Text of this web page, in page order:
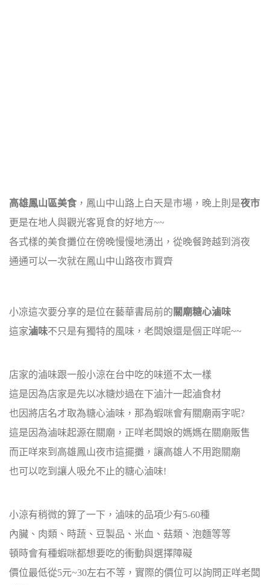
高雄鳳山區美食 ，鳳山中山路上白天是市場，晚上則是夜市
更是在地人與觀光客覓食的好地方~~
各式樣的美食攤位在傍晚慢慢地湧出，從晚餐跨越到消夜
通通可以一次就在鳳山中山路夜市買齊
小凉這次要分享的是位在藝華書局前的 關廟糖心滷味
這家滷味不只是有獨特的風味，老闆娘還是個正咩呢~~
店家的滷味跟一般小涼在台中吃的味道不太一樣
這是因為店家是先以冰糖炒過在下滷汁一起滷食材
也因將店名才取為糖心滷味，那為蝦咪會有關廟兩字呢?
這是因為滷味起源在關廟，正咩老闆娘的媽媽在關廟販售
而正咩來到高雄鳳山夜市這擺攤，讓高雄人不用跑關廟
也可以吃到讓人吸允不止的糖心滷味!
小涼有稍微的算了一下，滷味的品項少有5-60種
內臟、肉類、時蔬、豆製品、米血、菇類、泡麵等等
頓時會有種蝦咪都想要吃的衝動與選擇障礙
價位最低從5元~30左右不等，實際的價位可以詢問正咩老闆